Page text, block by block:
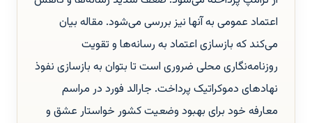
اعتماد عمومی به آنها نیز بررسی می‌شود. مقاله بیان
می‌کند که بازسازی اعتماد به رسانه‌ها و تقویت
روزنامه‌نگاری محلی ضروری است تا بتوان به بازسازی نفوذ
نهادهای دموکراتیک پرداخت. جارالد فورد در مراسم
معارفه خود برای بهبود وضعیت کشور خواستار عشق و